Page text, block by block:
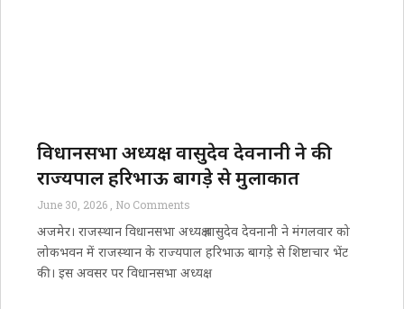
विधानसभा अध्यक्ष वासुदेव देवनानी ने की
राज्यपाल हरिभाऊ बागड़े से मुलाकात
June 30, 2026 No Comments
अजमेर। राजस्थान विधानसभा अध्यक्ष वासुदेव देवनानी ने मंगलवार को
लोकभवन में राजस्थान के राज्यपाल हरिभाऊ बागड़े से शिष्टाचार भेंट
की। इस अवसर पर विधानसभा अध्यक्ष